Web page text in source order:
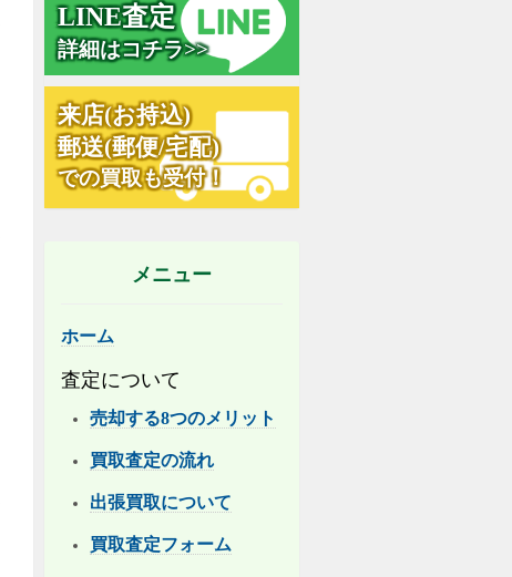
LINE査定
詳細はコチラ>>
来店(お持込)
郵送(郵便/宅配)
での買取も受付！
メニュー
ホーム
査定について
売却する8つのメリット
買取査定の流れ
出張買取について
買取査定フォーム